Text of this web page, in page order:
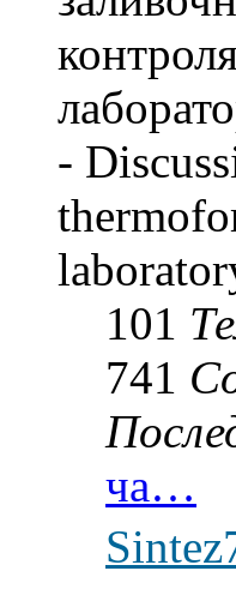
-
101
741
ча…